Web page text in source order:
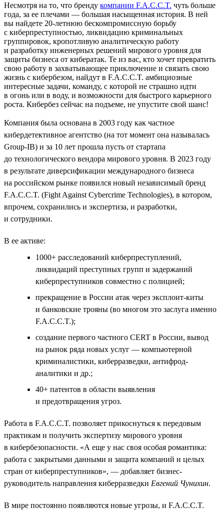
Несмотря на то, что бренду компании F.A.C.C.T. чуть больше
года, за ее плечами — большая насыщенная история. В ней
вы найдете 20‑летнюю бескомпромиссную борьбу
с киберпреступностью, ликвидацию криминальных
группировок, кропотливую аналитическую работу
и разработку инженерных решений мирового уровня для
защиты бизнеса от кибератак. Те из вас, кто хочет превратить
свою работу в захватывающее приключение и связать свою
жизнь с кибербезом, найдут в F.A.C.C.T. амбициозные
интересные задачи, команду, с которой не страшно идти
в огонь или в воду, и возможности для быстрого карьерного
роста. Кибербез сейчас на подъеме, не упустите свой шанс!
Компания была основана в 2003 году как частное
кибердетективное агентство (на тот момент она называлась
Group-IB) и за 10 лет прошла пусть от стартапа
до технологического вендора мирового уровня. В 2023 году
в результате диверсификации международного бизнеса
на российском рынке появился новый независимый бренд
F.A.C.C.T. (Fight Against Cybercrime Technologies), в котором,
впрочем, сохранились и экспертиза, и разработки,
и сотрудники.
В ее активе:
1000+ расследований киберпреступлений,
ликвидаций преступных групп и задержаний
киберпреступников совместно с полицией;
прекращение в России атак через эксплоит-киты
и банковские трояны (во многом это заслуга именно
F.A.C.C.T.);
создание первого частного СERT в России, вывод
на рынок ряда новых услуг — компьютерной
криминалистики, киберразведки, антифрод-
аналитики и др.;
40+ патентов в области выявления
и предотвращения угроз.
Работа в F.A.C.C.T. позволяет прикоснуться к передовым
практикам и получить экспертизу мирового уровня
в кибербезопасности. «А еще у нас своя особая романтика:
работа с закрытыми данными и защита компаний и целых
стран от киберпреступников», — добавляет бизнес-
руководитель направления киберразведки Евгений Чунихин.
В мире постоянно появляются новые угрозы, и F.A.C.C.T.